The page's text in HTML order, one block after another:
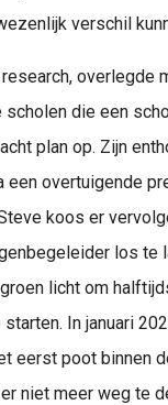
verschil
overlegde
scholen die een
plan op. Zijn
een overtuigende
koos er
los te
licht om
In januari
eerst poot binnen
niet meer weg te